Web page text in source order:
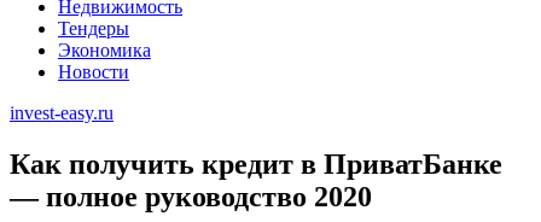
Недвижимость
Тендеры
Экономика
Новости
invest-easy.ru
Как получить кредит в ПриватБанке
— полное руководство 2020